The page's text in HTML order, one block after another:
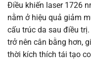
Điều khiến laser 1726
nằm ở hiệu quả giảm
cấu trúc da sau điều
trở nên cân bằng hơn,
thời kích thích tái tạo